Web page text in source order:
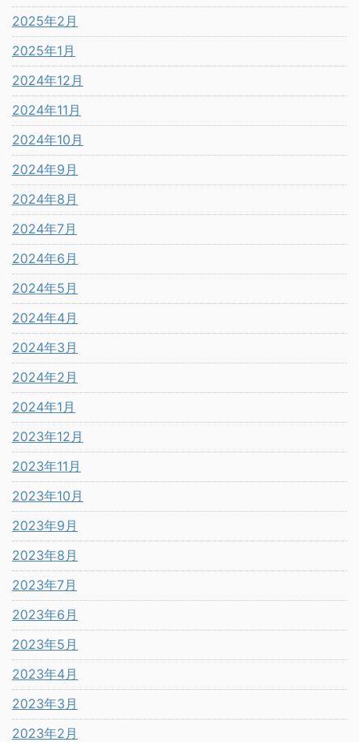
2025年2月
2025年1月
2024年12月
2024年11月
2024年10月
2024年9月
2024年8月
2024年7月
2024年6月
2024年5月
2024年4月
2024年3月
2024年2月
2024年1月
2023年12月
2023年11月
2023年10月
2023年9月
2023年8月
2023年7月
2023年6月
2023年5月
2023年4月
2023年3月
2023年2月